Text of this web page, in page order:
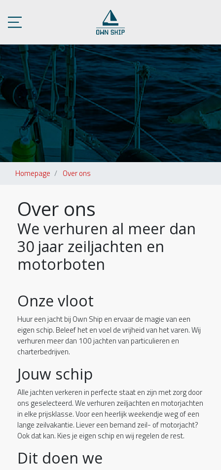
Homepage Over ons
Over ons
We verhuren al meer dan
30 jaar zeiljachten en
motorboten
Onze vloot
Huur een jacht bij Own Ship en ervaar de magie van een
eigen schip. Beleef het en voel de vrijheid van het varen. Wij
verhuren meer dan 100 jachten van particulieren en
charterbedrijven.
Jouw schip
Alle jachten verkeren in perfecte staat en zijn met zorg door
ons geselecteerd. We verhuren zeiljachten en motorjachten
in elke prijsklasse. Voor een heerlijk weekendje weg of een
lange zeilvakantie. Liever een bemand zeil- of motorjacht?
Ook dat kan. Kies je eigen schip en wij regelen de rest.
Dit doen we